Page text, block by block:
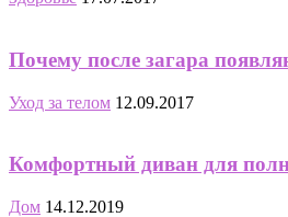
Почему после загара
Уход за телом 12.09.2017
Комфортный диван для
Дом 14.12.2019